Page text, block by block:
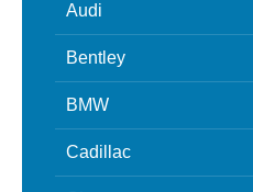
Audi
Bentley
BMW
Cadillac